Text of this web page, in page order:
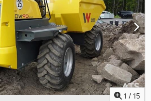
1 / 15